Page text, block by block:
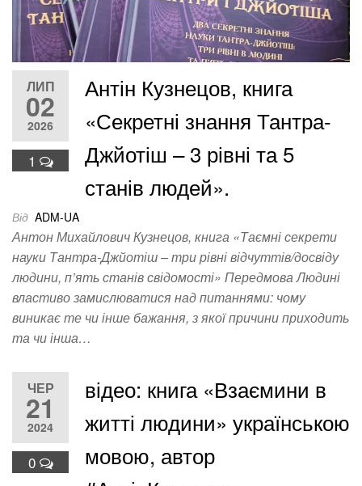
ЛИП
02
2026
1
Антін Кузнецов, книга
«Секретні знання Тантра-
Джйотіш – 3 рівні та 5
станів людей».
Від ADM-UA
Антон Михайлович Кузнецов, книга «Таємні секрети
науки Тантра-Джйотіш – три рівні відчуттів/досвіду
людини, п’ять станів свідомості» Передмова Людині
властиво замислюватися над питаннями: чому
виникає те чи інше бажання, з якої причини приходить
та чи інша…
ЧЕР
21
2024
0
відео: книга «Взаємини в
житті людини» українською
мовою, автор